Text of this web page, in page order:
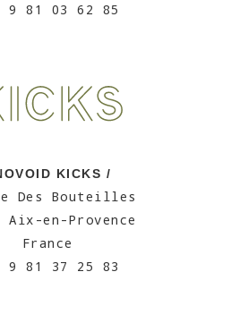
9 81 03 62 85
KICKS /
Des Bouteilles
Aix-en-Provence
France
9 81 37 25 83